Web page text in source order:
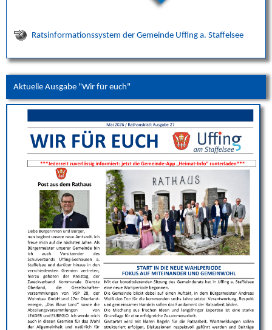
Ratsinformationssystem der Gemeinde Uffing a. Staffelsee
Aktuelle Ausgabe "Wir für euch"